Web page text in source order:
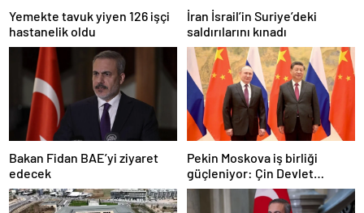
Yemekte tavuk yiyen 126 işçi
hastanelik oldu
İran İsrail’in Suriye’deki
saldırılarını kınadı
Bakan Fidan BAE’yi ziyaret
edecek
Pekin Moskova iş birliği
güçleniyor: Çin Devlet
Başkanı Zafer Günü için
Rusya’da olacak